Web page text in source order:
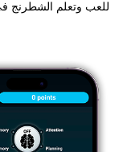
للعب وتعلم